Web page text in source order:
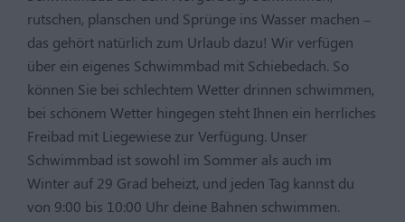
rutschen, planschen und Sprünge ins Wasser machen –
das gehört natürlich zum Urlaub dazu! Wir verfügen
über ein eigenes Schwimmbad mit Schiebedach. So
können Sie bei schlechtem Wetter drinnen schwimmen,
bei schönem Wetter hingegen steht Ihnen ein herrliches
Freibad mit Liegewiese zur Verfügung. Unser
Schwimmbad ist sowohl im Sommer als auch im
Winter auf 29 Grad beheizt, und jeden Tag kannst du
von 9:00 bis 10:00 Uhr deine Bahnen schwimmen.